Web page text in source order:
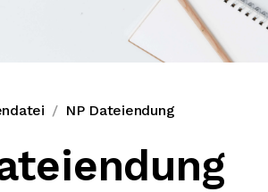
NP Dateiendung